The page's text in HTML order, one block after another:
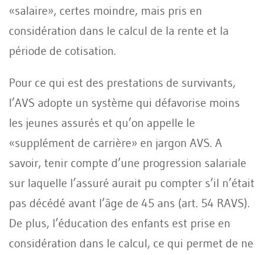
«salaire», certes moindre, mais pris en
considération dans le calcul de la rente et la
période de cotisation.
Pour ce qui est des prestations de survivants,
l’AVS adopte un système qui défavorise moins
les jeunes assurés et qu’on appelle le
«supplément de carrière» en jargon AVS. A
savoir, tenir compte d’une progression salariale
sur laquelle l’assuré aurait pu compter s’il n’était
pas décédé avant l’âge de 45 ans (art. 54 RAVS).
De plus, l’éducation des enfants est prise en
considération dans le calcul, ce qui permet de ne